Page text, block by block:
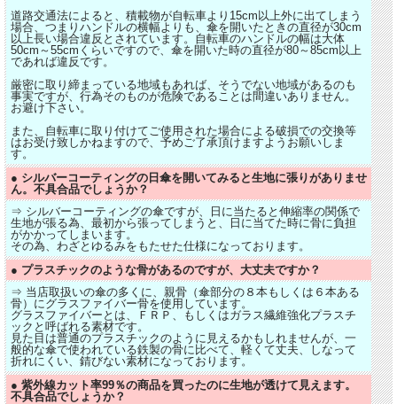
道路交通法によると、積載物が自転車より15cm以上外に出てしまう
場合、つまりハンドルの横幅よりも、傘を開いたときの直径が30cm
以上長い場合違反とされています。自転車のハンドルの幅は大体
50cm～55cmくらいですので、傘を開いた時の直径が80～85cm以上
であれば違反です。
厳密に取り締まっている地域もあれば、そうでない地域があるのも
事実ですが、行為そのものが危険であることは間違いありません。
お避け下さい。
また、自転車に取り付けてご使用された場合による破損での交換等
はお受け致しかねますので、予めご了承頂けますようお願いしま
す。
● シルバーコーティングの日傘を開いてみると生地に張りがありませ
ん。不具合品でしょうか？
⇒ シルバーコーティングの傘ですが、日に当たると伸縮率の関係で
生地が張る為、最初から張ってしまうと、日に当てた時に骨に負担
がかかってしまいます。
その為、わざとゆるみをもたせた仕様になっております。
● プラスチックのような骨があるのですが、大丈夫ですか？
⇒ 当店取扱いの傘の多くに、親骨（傘部分の８本もしくは６本ある
骨）にグラスファイバー骨を使用しています。
グラスファイバーとは、ＦＲＰ、もしくはガラス繊維強化プラスチ
ックと呼ばれる素材です。
見た目は普通のプラスチックのように見えるかもしれませんが、一
般的な傘で使われている鉄製の骨に比べて、軽くて丈夫、しなって
折れにくい、錆びない素材になっております。
● 紫外線カット率99％の商品を買ったのに生地が透けて見えます。
不具合品でしょうか？